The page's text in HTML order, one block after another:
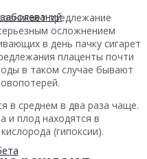
предлежание
осложнением
в день пачку сигарет
плаценты почти
в таком случае бывают
в среднем в два раза чаще.
и плод находятся в
(гипоксии).